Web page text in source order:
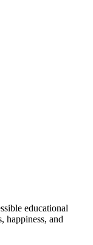
educational
happiness, and